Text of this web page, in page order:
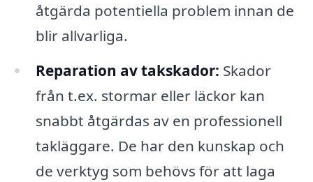
åtgärda potentiella problem innan de
blir allvarliga.
Reparation av takskador: Skador
från t.ex. stormar eller läckor kan
snabbt åtgärdas av en professionell
takläggare. De har den kunskap och
de verktyg som behövs för att laga